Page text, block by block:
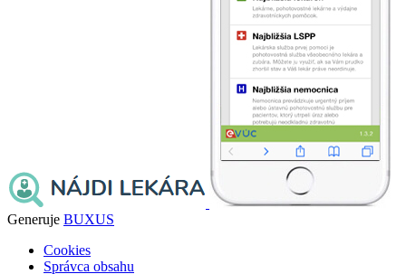
Generuje BUXUS
Cookies
Správca obsahu